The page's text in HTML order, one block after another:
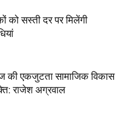
को सस्ती दर पर मिलेंगी
की एकजुटता सामाजिक विकास
राजेश अग्रवाल